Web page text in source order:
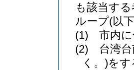
も該当す
ループ(以
(1)
市内
(2)
台湾
く。)を